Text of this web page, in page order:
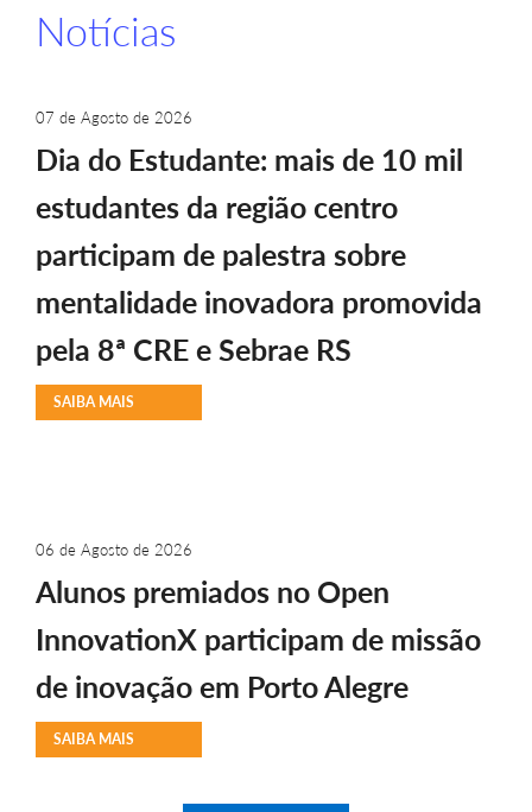
Notícias
07 de Agosto de 2026
Dia do Estudante: mais de 10 mil
estudantes da região centro
participam de palestra sobre
mentalidade inovadora promovida
pela 8ª CRE e Sebrae RS
SAIBA MAIS
06 de Agosto de 2026
Alunos premiados no Open
InnovationX participam de missão
de inovação em Porto Alegre
SAIBA MAIS